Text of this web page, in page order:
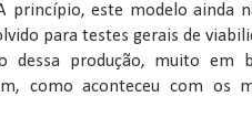
A princípio, este modelo ainda
para testes gerais de
dessa produção, muito em
como aconteceu com os